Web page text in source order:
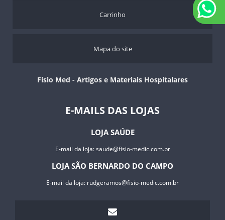
Carrinho
Mapa do site
Fisio Med - Artigos e Materiais Hospitalares
E-MAILS DAS LOJAS
LOJA SAÚDE
E-mail da loja:saude@fisio-medic.com.br
LOJA SÃO BERNARDO DO CAMPO
E-mail da loja: rudgeramos@fisio-medic.com.br